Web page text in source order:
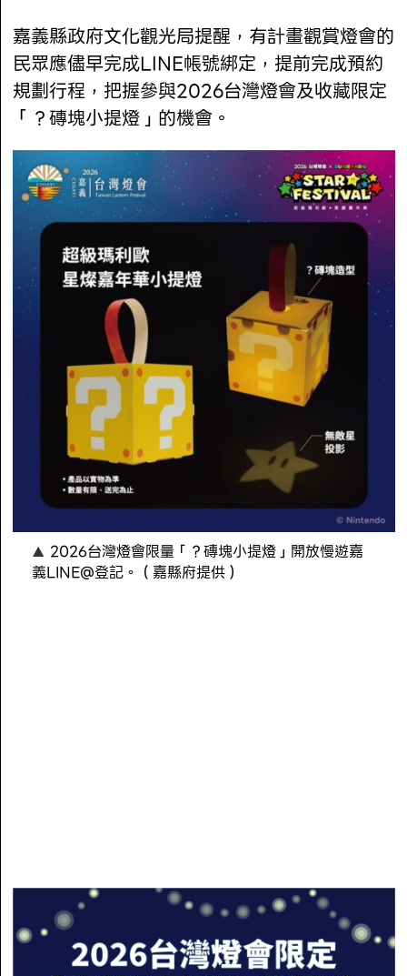
嘉義縣政府文化觀光局提醒，有計畫觀賞燈會的
民眾應儘早完成LINE帳號綁定，提前完成預約
規劃行程，把握參與2026台灣燈會及收藏限定
「？磚塊小提燈」的機會。
2026台灣燈會限量「？磚塊小提燈」開放慢遊嘉
義LINE@登記。（嘉縣府提供）